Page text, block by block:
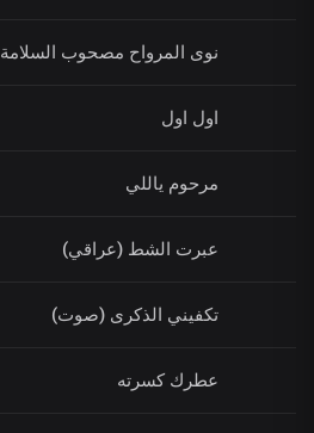
نوى المرواح مصحوب السلامة
اول اول
مرحوم ياللي
عبرت الشط (عراقي)
تكفيني الذكرى (صوت)
عطرك كسرته